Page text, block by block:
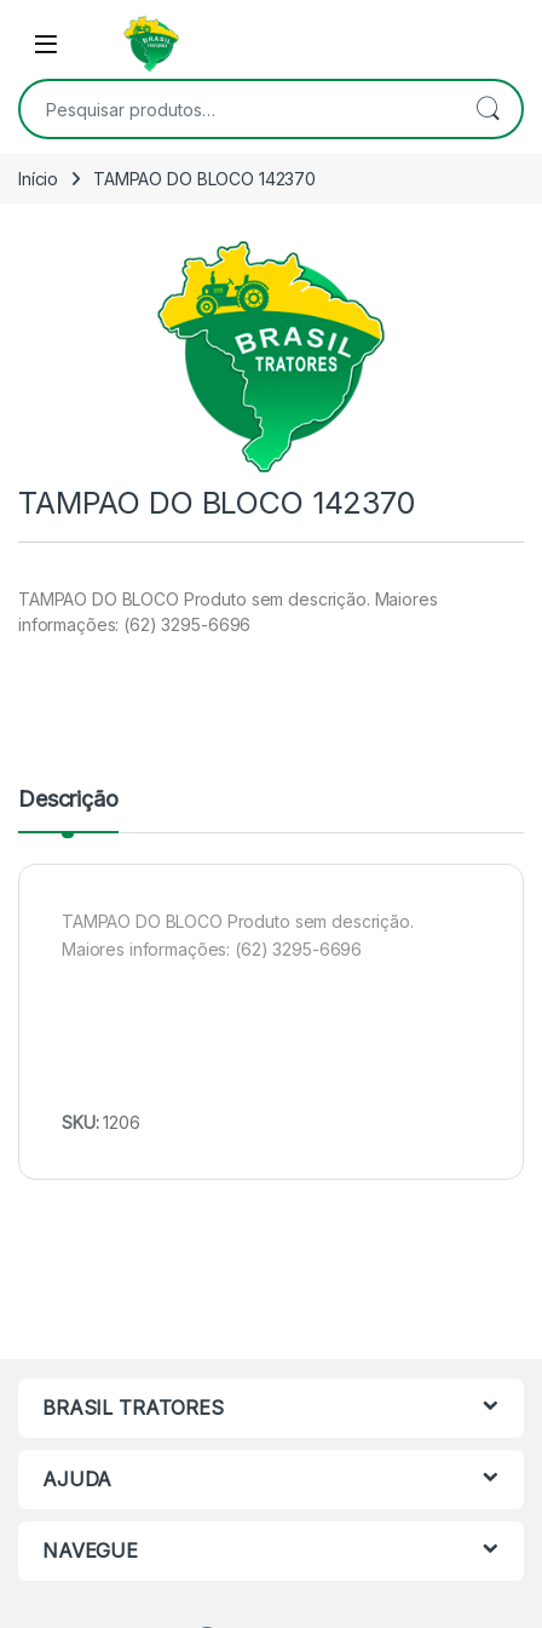
Skip to navigation
Open
Pesquisar por:
Início TAMPAO DO BLOCO 142370
TAMPAO DO BLOCO 142370
TAMPAO DO BLOCO Produto sem descrição. Maiores
informações: (62) 3295-6696
Descrição
TAMPAO DO BLOCO Produto sem descrição.
Maiores informações: (62) 3295-6696
SKU:1206
BRASIL TRATORES
AJUDA
NAVEGUE